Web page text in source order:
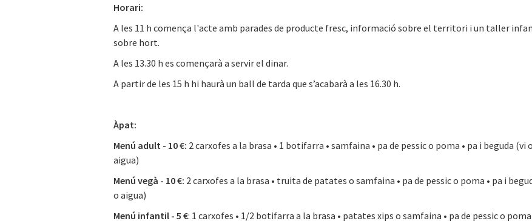
Horari:
A les 11 h comença l'acte amb parades de producte fresc, informació sobre el territori i un taller
sobre hort.
A les 13.30 h es començarà a servir el dinar.
A partir de les 15 h hi haurà un ball de tarda que s’acabarà a les 16.30 h.
Àpat:
Menú adult - 10 €: 2 carxofes a la brasa • 1 botifarra • samfaina • pa de pessic o poma • pa i beguda (vi o
aigua)
Menú vegà - 10 €: 2 carxofes a la brasa • truita de patates o samfaina • pa de pessic o poma • pa i
o aigua)
Menú infantil - 5 €: 1 carxofes • 1/2 botifarra a la brasa • patates xips o samfaina • pa de pessic o poma